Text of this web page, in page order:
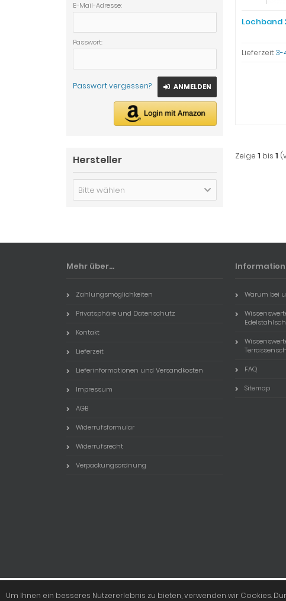
Lochband
Lieferzeit:3-
Zeige 1 bis 1
E-Mail-Adresse:
Passwort:
Passwort vergessen? ANMELDEN
Hersteller
Bitte wählen
Mehr über...
Zahlungsmöglichkeiten
Privatsphäre und Datenschutz
Kontakt
Lieferzeit
Lieferinformationen und Versandkosten
Impressum
AGB
Widerrufsformular
Widerrufsrecht
Verpackungsordnung
Warum bei
FAQ
Sitemap
Schrauben kaufen
Um Ihnen ein besseres Nutzererlebnis zu bieten, verwenden wir Cookies.